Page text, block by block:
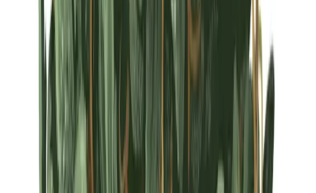
Sativa Strains Indica Strains Hybrid Strains